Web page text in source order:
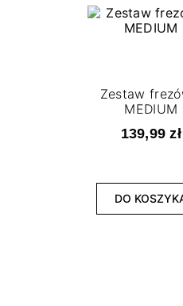
Zestaw
MEDIUM
139,99 zł
DO